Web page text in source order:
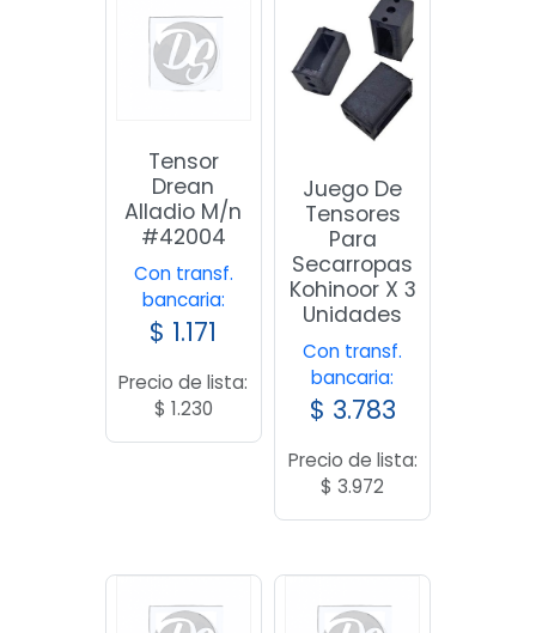
Tensor
Drean
Alladio M/n
#42004
Con transf.
bancaria:
$ 1.171
Precio de lista:
$ 1.230
Juego De
Tensores
Para
Secarropas
Kohinoor X 3
Unidades
Con transf.
bancaria:
$ 3.783
Precio de lista:
$ 3.972